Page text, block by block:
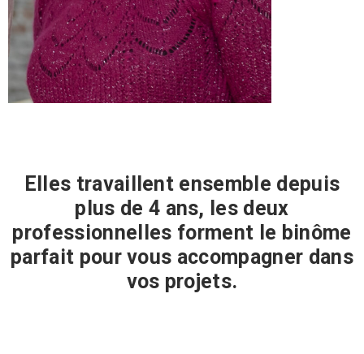
Elles travaillent ensemble depuis
plus de 4 ans, les deux
professionnelles forment le binôme
parfait pour vous accompagner dans
vos projets.